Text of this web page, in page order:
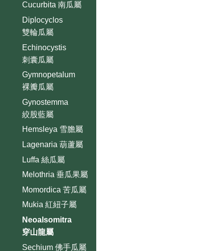
Cucurbita 南瓜屬
Diplocyclos
雙輪瓜屬
Echinocystis
刺囊瓜屬
Gymnopetalum
裸瓣瓜屬
Gynostemma
絞股藍屬
Hemsleya 雪膽屬
Lagenaria 葫蘆屬
Luffa 絲瓜屬
Melothria 垂瓜果屬
Momordica 苦瓜屬
Mukia 紅紐子屬
Neoalsomitra
穿山龍屬
Sechium 佛手瓜屬